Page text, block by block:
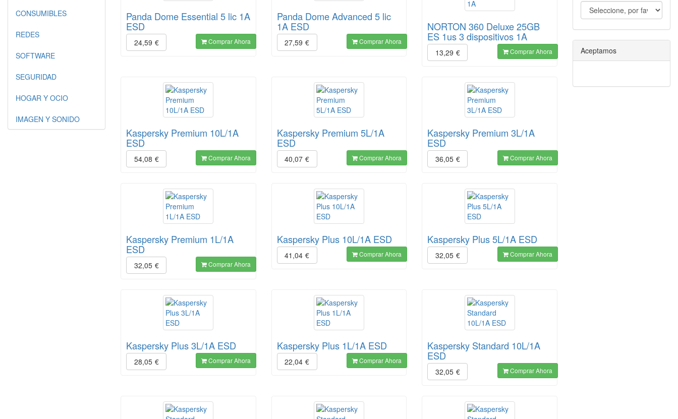
Panda Dome Essential 5 lic 1A
ESD
24,59 € Comprar Ahora
Panda Dome Advanced 5 lic
1A ESD
27,59 € Comprar Ahora
NORTON 360 Deluxe 25GB
ES 1us 3 dispositivos 1A
13,29 € Comprar Ahora
Kaspersky Premium 10L/1A
ESD
54,08 € Comprar Ahora
Kaspersky Premium 5L/1A
ESD
40,07 € Comprar Ahora
Kaspersky Premium 3L/1A
ESD
36,05 € Comprar Ahora
Kaspersky Premium 1L/1A
ESD
32,05 € Comprar Ahora
Kaspersky Plus 10L/1A ESD
41,04 € Comprar Ahora
Kaspersky Plus 5L/1A ESD
32,05 € Comprar Ahora
Kaspersky Plus 3L/1A ESD
28,05 € Comprar Ahora
Kaspersky Plus 1L/1A ESD
22,04 € Comprar Ahora
Kaspersky Standard 10L/1A
ESD
32,05 € Comprar Ahora
CONSUMIBLES
REDES
SOFTWARE
SEGURIDAD
HOGAR Y OCIO
IMAGEN Y SONIDO
Aceptamos